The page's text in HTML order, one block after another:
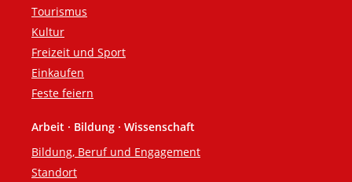
Tourismus
Kultur
Freizeit und Sport
Einkaufen
Feste feiern
Arbeit · Bildung · Wissenschaft
Bildung, Beruf und Engagement
Standort